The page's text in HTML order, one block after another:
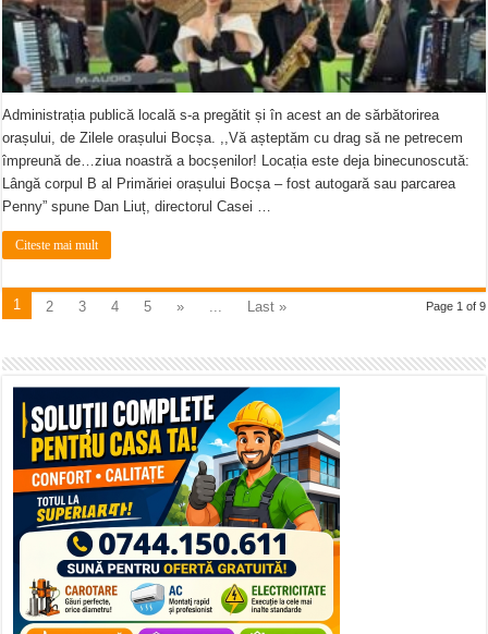
Administrația publică locală s-a pregătit și în acest an de sărbătorirea
orașului, de Zilele orașului Bocșa. ,,Vă așteptăm cu drag să ne petrecem
împreună de…ziua noastră a bocșenilor! Locația este deja binecunoscută:
Lângă corpul B al Primăriei orașului Bocșa – fost autogară sau parcarea
Penny” spune Dan Liuț, directorul Casei …
Citeste mai mult
Page 1 of 9
1 2 3 4 5 » Last »